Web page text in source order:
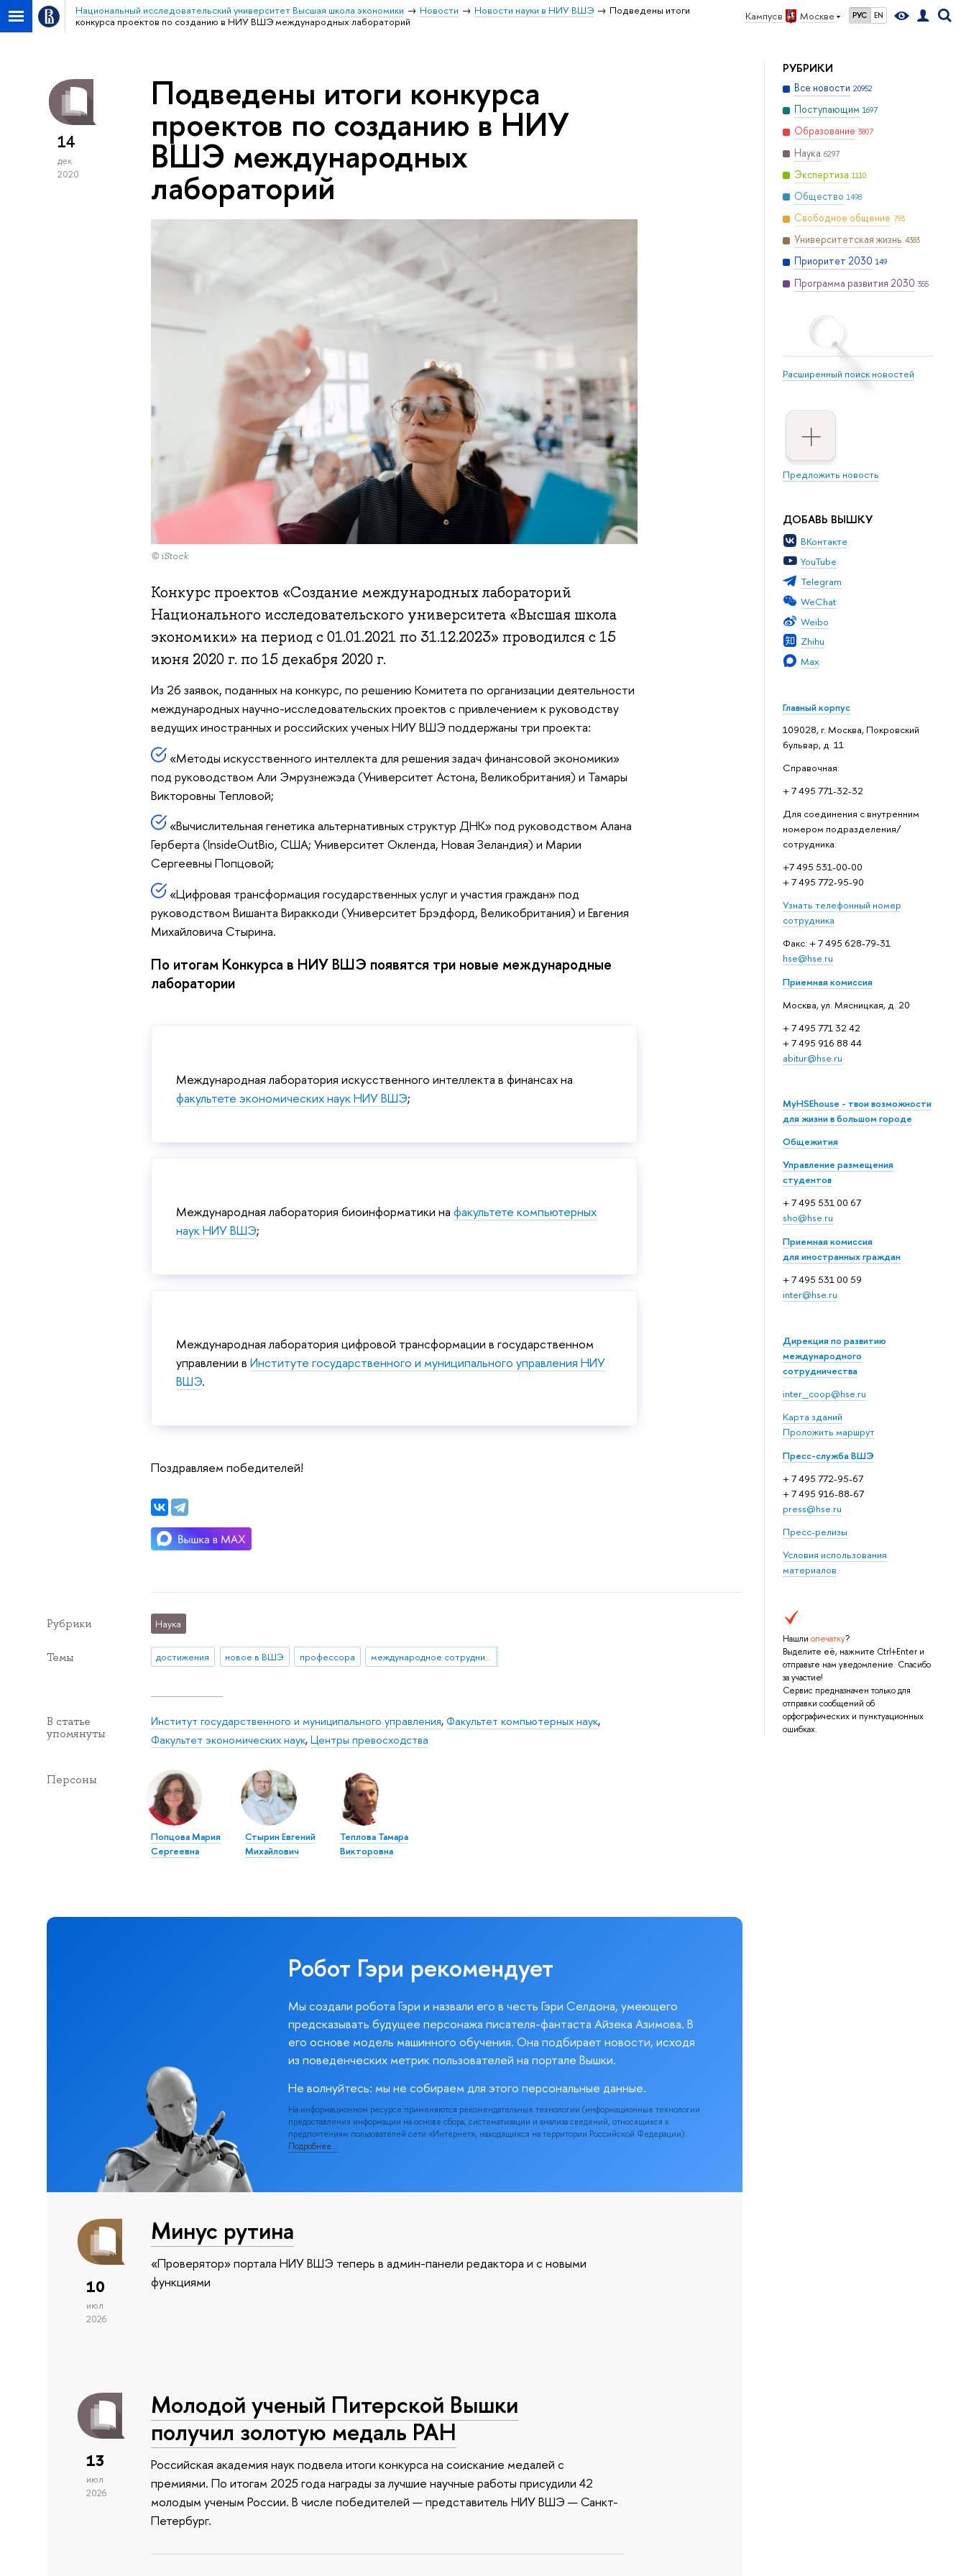
Кампус в Москве РУС EN
Национальный исследовательский университет Высшая школа экономики Новости Новости науки в НИУ ВШЭ
Подведены итоги
конкурса проектов по созданию в НИУ ВШЭ международных лабораторий
РУБРИКИ
Все новости 20952
Поступающим 1697
Образование 3807
Наука 6297
Экспертиза 1110
Общество 1498
Свободное общение 793
Университетская жизнь 4383
Приоритет 2030 149
Программа развития 2030 355
Расширенный поиск новостей
Предложить новость
ДОБАВЬ ВЫШКУ
ВКонтакте
YouTube
Telegram
WeChat
Weibo
Zhihu
Max
Главный корпус
109028, г. Москва, Покровский
бульвар, д. 11
Справочная:
+ 7 495 771-32-32
Для соединения с внутренним
номером подразделения/
сотрудника:
+7 495 531-00-00
+ 7 495 772-95-90
Узнать телефонный номер
сотрудника
Факс: + 7 495 628-79-31
hse@hse.ru
Приемная комиссия
Москва, ул. Мясницкая, д. 20
+ 7 495 771 32 42
+ 7 495 916 88 44
abitur@hse.ru
MyHSEhouse - твои возможности
для жизни в большом городе
Общежития
Управление размещения
студентов
+ 7 495 531 00 67
sho@hse.ru
Приемная комиссия
для иностранных граждан
+ 7 495 531 00 59
inter@hse.ru
Дирекция по развитию
международного
сотрудничества
inter_coop@hse.ru
Карта зданий
Проложить маршрут
Пресс-служба ВШЭ
+ 7 495 772-95-67
+ 7 495 916-88-67
press@hse.ru
Пресс-релизы
Условия использования
материалов
Нашли опечатку?
Выделите её, нажмите Ctrl+Enter и
отправьте нам уведомление. Спасибо
за участие!
Сервис предназначен только для
отправки сообщений об
орфографических и пунктуационных
ошибках.
14
дек
2020
Подведены итоги конкурса
проектов по созданию в НИУ
ВШЭ международных
лабораторий
© iStock
Конкурс проектов «Создание международных лабораторий
Национального исследовательского университета «Высшая школа
экономики» на период с 01.01.2021 по 31.12.2023» проводился с 15
июня 2020 г. по 15 декабря 2020 г.
Из 26 заявок, поданных на конкурс, по решению Комитета по организации деятельности
международных научно-исследовательских проектов с привлечением к руководству
ведущих иностранных и российских ученых НИУ ВШЭ поддержаны три проекта:
«Методы искусственного интеллекта для решения задач финансовой экономики»
под руководством Али Эмрузнежэда (Университет Астона, Великобритания) и Тамары
Викторовны Тепловой;
«Вычислительная генетика альтернативных структур ДНК» под руководством Алана
Герберта (InsideOutBio, США; Университет Окленда, Новая Зеландия) и Марии
Сергеевны Попцовой;
«Цифровая трансформация государственных услуг и участия граждан» под
руководством Вишанта Вираккоди (Университет Брэдфорд, Великобритания) и Евгения
Михайловича Стырина.
По итогам Конкурса в НИУ ВШЭ появятся три новые международные
лаборатории
Международная лаборатория искусственного интеллекта в финансах на
факультете экономических наук НИУ ВШЭ;
Международная лаборатория биоинформатики на факультете компьютерных
наук НИУ ВШЭ;
Международная лаборатория цифровой трансформации в государственном
управлении в Институте государственного и муниципального управления НИУ
ВШЭ.
Поздравляем победителей!
Рубрики Наука
Темы достижения новое в ВШЭ профессора международное сотрудничество
В статье
упомянуты
Институт государственного и муниципального управления,Факультет компьютерных наук,
Факультет экономических наук,Центры превосходства
Персоны
Попцова Мария
Сергеевна
Стырин Евгений
Михайлович
Теплова Тамара
Викторовна
Робот Гэри рекомендует
Мы создали робота Гэри и назвали его в честь Гэри Селдона, умеющего
предсказывать будущее персонажа писателя-фантаста Айзека Азимова. В
его основе модель машинного обучения. Она подбирает новости, исходя
из поведенческих метрик пользователей на портале Вышки.
Не волнуйтесь: мы не собираем для этого персональные данные.
На информационном ресурсе применяются рекомендательные технологии (информационные технологии
предоставления информации на основе сбора, систематизации и анализа сведений, относящихся к
предпочтениям пользователей сети «Интернет», находящихся на территории Российской Федерации).
Подробнее…
10
июл
2026
Минус рутина
«Проверятор» портала НИУ ВШЭ теперь в админ-панели редактора и с новыми
функциями
13
июл
2026
Молодой ученый Питерской Вышки
получил золотую медаль РАН
Российская академия наук подвела итоги конкурса на соискание медалей с
премиями. По итогам 2025 года награды за лучшие научные работы присудили 42
молодым ученым России. В числе победителей — представитель НИУ ВШЭ — Санкт-
Петербург.